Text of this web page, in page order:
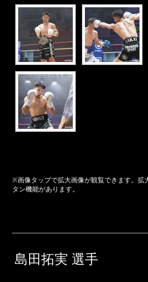
※画像タップで拡大画像が観覧できます。拡
タン機能があります。
島田拓実 選手